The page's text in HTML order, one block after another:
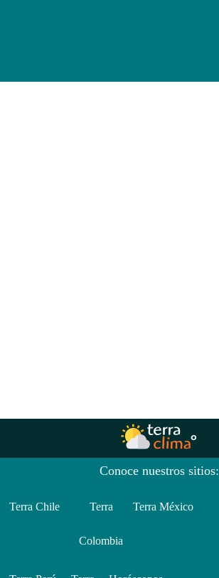
Conoce nuestros sitios:
Terra Chile Terra
Colombia
Terra México